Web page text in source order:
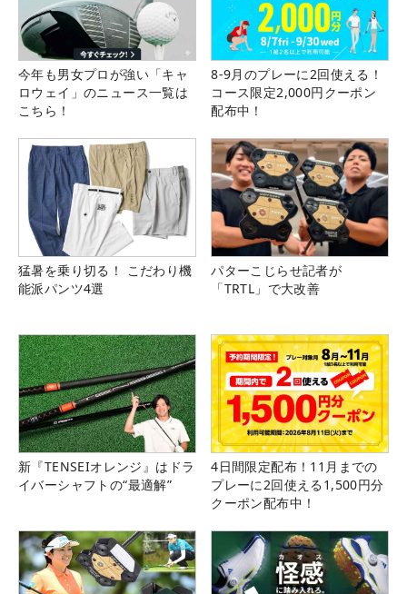
今年も男女プロが強い「キャ
ロウェイ」のニュース一覧は
こちら！
8-9月のプレーに2回使える！
コース限定2,000円クーポン
配布中！
猛暑を乗り切る！ こだわり機
能派パンツ4選
パターこじらせ記者が
「TRTL」で大改善
新『TENSEIオレンジ』はドラ
イバーシャフトの“最適解”
4日間限定配布！11月までの
プレーに2回使える1,500円分
クーポン配布中！